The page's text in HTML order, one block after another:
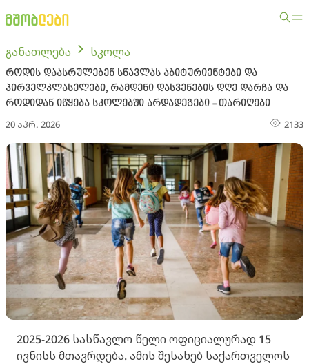
განათლება სკოლა
როდის დაასრულებენ სწავლას აბიტურიენტები და
პირველკლასელები, რამდენი დასვენების დღე დარჩა და
როდიდან იწყება სკოლებში არდადეგები - თარიღები
20 აპრ. 2026 2133
2025-2026 სასწავლო წელი ოფიციალურად 15
ივნისს მთავრდება. ამის შესახებ საქართველოს